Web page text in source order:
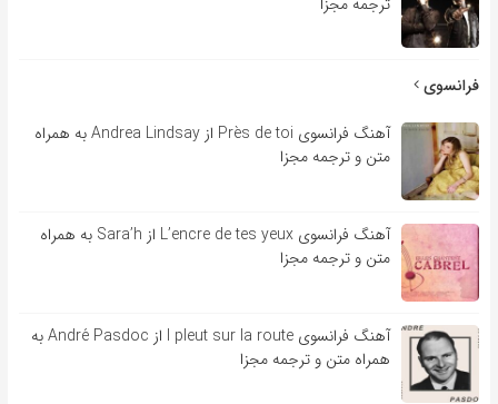
فرانسوی
آهنگ فرانسوی Près de toi از Andrea Lindsay به همراه
متن و ترجمه مجزا
آهنگ فرانسوی L’encre de tes yeux از Sara’h به همراه
متن و ترجمه مجزا
آهنگ فرانسوی l pleut sur la route از André Pasdoc به
همراه متن و ترجمه مجزا